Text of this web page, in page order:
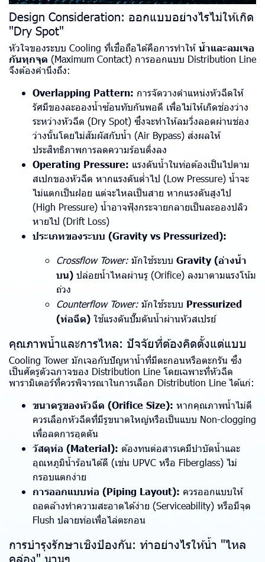
Design Consideration: ออกแบบอย่างไรไม่ให้เกิด
"Dry Spot"
หัวใจของระบบ Cooling ที่เชื่อถือได้คือการทำให้ น้ำและลมเจอ
กันทุกจุด (Maximum Contact) การออกแบบ Distribution Line
จึงต้องคำนึงถึง:
Overlapping Pattern: การจัดวางตำแหน่งหัวฉีดให้
รัศมีของละอองน้ำซ้อนทับกันพอดี เพื่อไม่ให้เกิดช่องว่าง
ระหว่างหัวฉีด (Dry Spot) ซึ่งจะทำให้ลมวิ่งลอดผ่านช่อง
ว่างนั้นโดยไม่สัมผัสกับน้ำ (Air Bypass) ส่งผลให้
ประสิทธิภาพการลดความร้อนดิ่งลง
Operating Pressure: แรงดันน้ำในท่อต้องเป็นไปตาม
สเปกของหัวฉีด หากแรงดันต่ำไป (Low Pressure) น้ำจะ
ไม่แตกเป็นฝอย แต่จะไหลเป็นสาย หากแรงดันสูงไป
(High Pressure) น้ำอาจฟุ้งกระจายกลายเป็นละอองปลิว
หายไป (Drift Loss)
ประเภทของระบบ (Gravity vs Pressurized):
Crossflow Tower: มักใช้ระบบ Gravity (อ่างน้ำ
บน) ปล่อยน้ำไหลผ่านรู (Orifice) ลงมาตามแรงโน้ม
ถ่วง
Counterflow Tower: มักใช้ระบบ Pressurized
(ท่อฉีด) ใช้แรงดันปั๊มดันน้ำผ่านหัวสเปรย์
คุณภาพน้ำและการไหล: ปัจจัยที่ต้องคิดตั้งแต่แบบ
Cooling Tower มักเจอกับปัญหาน้ำที่มีตะกอนหรือตะกรัน ซึ่ง
เป็นศัตรูตัวฉกาจของ Distribution Line โดยเฉพาะที่หัวฉีด
พารามิเตอร์ที่ควรพิจารณาในการเลือก Distribution Line ได้แก่:
ขนาดรูของหัวฉีด (Orifice Size): หากคุณภาพน้ำไม่ดี
ควรเลือกหัวฉีดที่มีรูขนาดใหญ่หรือเป็นแบบ Non-clogging
เพื่อลดการอุดตัน
วัสดุท่อ (Material): ต้องทนต่อสารเคมีบำบัดน้ำและ
อุณหภูมิน้ำร้อนได้ดี (เช่น UPVC หรือ Fiberglass) ไม่
กรอบแตกง่าย
การออกแบบท่อ (Piping Layout): ควรออกแบบให้
ถอดล้างทำความสะอาดได้ง่าย (Serviceability) หรือมีจุด
Flush ปลายท่อเพื่อไล่ตะกอน
การบำรุงรักษาเชิงป้องกัน: ทำอย่างไรให้น้ำ "ไหล
คล่อง" นานๆ